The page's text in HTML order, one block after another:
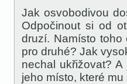
Jak osvobodivou
Odpočinout si od
druzí. Namísto toho
pro druhé? Jak
nechal ukřižovat?
jeho místo, které